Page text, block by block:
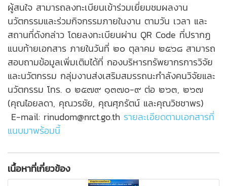
ผู้สนใจ สามารถลงทะเบียนเข้าร่วมเยี่ยมชมผลงาน
นวัตกรรมและร่วมกิจกรรมภายในงาน ตามวัน เวลา และ
สถานที่ดังกล่าว โดยลงทะเบียนผ่าน QR Code ที่ปรากฏ
แนบท้ายเอกสาร ภายในวันที่ ๒๐ ตุลาคม ๒๕๖๘ สามารถ
สอบถามข้อมูลเพิ่มเติมได้ที่ กองบริหารทรัพยากรการวิจัย
และนวัตกรรม กลุ่มงานส่งเสริมสมรรถนะกำลังคนวิจัยและ
นวัตกรรม โทร. ๐ ๒๕๗๙ ๑๓๗๐-๙ ต่อ ๒๖๓, ๒๖๗
(คุณไอยลดา, คุณวรชัย, คุณศุภรัตน์ และคุณวิชชาพร)
E-mail: rinudom@nrct.go.th รายละเอียดตามเอกสารที่
แนบมาพร้อมนี้
เนื้อหาที่เกี่ยวข้อง